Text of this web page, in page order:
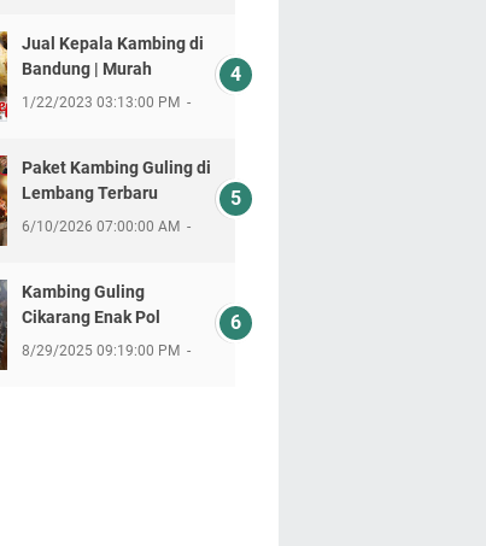
Jual Kepala Kambing di
Bandung | Murah
1/22/2023 03:13:00 PM
Paket Kambing Guling di
Lembang Terbaru
6/10/2026 07:00:00 AM
Kambing Guling
Cikarang Enak Pol
8/29/2025 09:19:00 PM